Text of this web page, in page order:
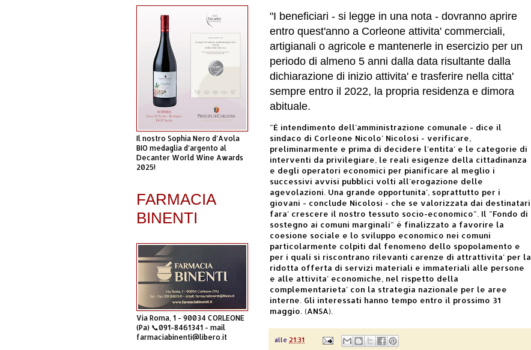
"I beneficiari - si legge in una nota - dovranno aprire
entro quest'anno a Corleone attivita' commerciali,
artigianali o agricole e mantenerle in esercizio per un
periodo di almeno 5 anni dalla data risultante dalla
dichiarazione di inizio attivita' e trasferire nella citta'
sempre entro il 2022, la propria residenza e dimora
abituale.
"È intendimento dell'amministrazione comunale - dice il
sindaco di Corleone Nicolo' Nicolosi - verificare,
preliminarmente e prima di decidere l'entita' e le categorie di
interventi da privilegiare, le reali esigenze della cittadinanza
e degli operatori economici per pianificare al meglio i
successivi avvisi pubblici volti all'erogazione delle
agevolazioni. Una grande opportunita', soprattutto per i
giovani - conclude Nicolosi - che se valorizzata dai destinatari
fara' crescere il nostro tessuto socio-economico". Il "Fondo di
sostegno ai comuni marginali" è finalizzato a favorire la
coesione sociale e lo sviluppo economico nei comuni
particolarmente colpiti dal fenomeno dello spopolamento e
per i quali si riscontrano rilevanti carenze di attrattivita' per la
ridotta offerta di servizi materiali e immateriali alle persone
e alle attivita' economiche, nel rispetto della
complementarieta' con la strategia nazionale per le aree
interne. Gli interessati hanno tempo entro il prossimo 31
maggio. (ANSA).
alle 21:31
Il nostro Sophia Nero d’Avola
BIO medaglia d’argento al
Decanter World Wine Awards
2025!
FARMACIA
BINENTI
Via Roma, 1 - 90034 CORLEONE
(Pa) 📞091-8461341 - mail
farmaciabinenti@libero.it